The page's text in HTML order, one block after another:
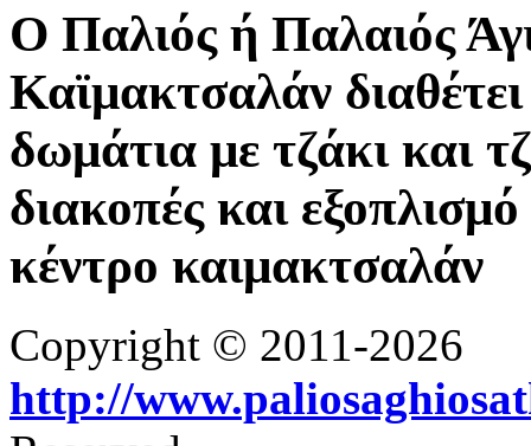
Ο Παλιός ή Παλαιός
Καϊμακτσαλάν
δωμάτια με τζάκι και
διακοπές και
κέντρο καιμακτσαλάν
Copyright © 2011-2026
http://